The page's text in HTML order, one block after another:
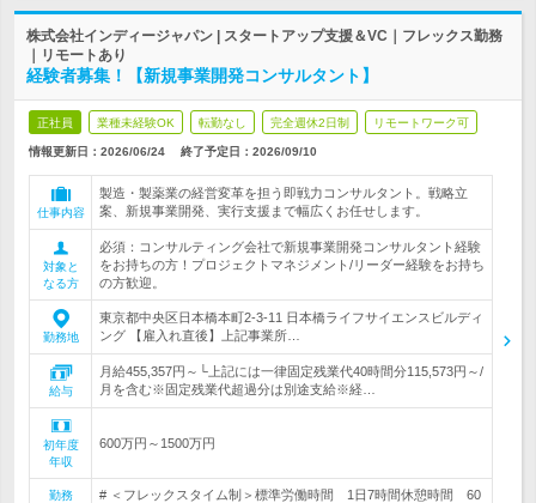
株式会社インディージャパン | スタートアップ支援＆VC｜フレックス勤務
｜リモートあり
経験者募集！【新規事業開発コンサルタント】
正社員 業種未経験OK 転勤なし 完全週休2日制 リモートワーク可
情報更新日：2026/06/24 終了予定日： 2026/09/10
仕事内容
製造・製薬業の経営変革を担う即戦力コンサルタント。戦略立
案、新規事業開発、実行支援まで幅広くお任せします。
対象と
なる方
必須：コンサルティング会社で新規事業開発コンサルタント経験
をお持ちの方！プロジェクトマネジメント/リーダー経験をお持ち
の方歓迎。
勤務地
東京都中央区日本橋本町2-3-11 日本橋ライフサイエンスビルディ
ング 【雇入れ直後】上記事業所…
給与
月給455,357円～└上記には一律固定残業代40時間分115,573円～/
月を含む※固定残業代超過分は別途支給※経…
初年度
年収
600万円～1500万円
勤務
# ＜フレックスタイム制＞標準労働時間 1日7時間休憩時間 60